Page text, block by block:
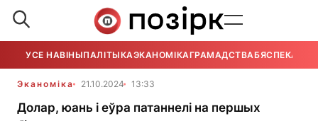
УСЕ НАВІНЫПАЛІТЫКАЭКАНОМІКАГРАМАДСТВАБЯСПЕКА
Эканоміка 21.10.2024 13:33
Долар, юань і еўра патаннелі на першых